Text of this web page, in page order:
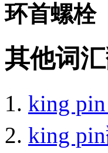
环首螺栓
其他词
king
king